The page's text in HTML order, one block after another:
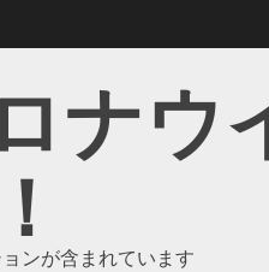
ナウ
ンが含まれています